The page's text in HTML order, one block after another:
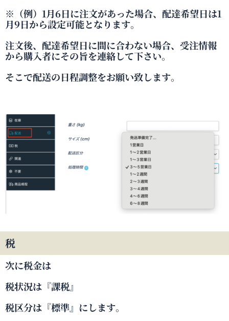
※（例）1月6日に注文があった場合、配達希望日は1
月9日から設定可能となります。
注文後、配達希望日に間に合わない場合、受注情報
から購入者にその旨を連絡して下さい。
そこで配送の日程調整をお願い致します。
税
次に税金は
税状況は『課税』
税区分は『標準』にします。